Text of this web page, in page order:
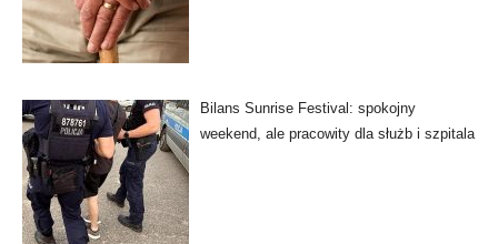
Bilans Sunrise Festival: spokojny
weekend, ale pracowity dla służb i szpitala